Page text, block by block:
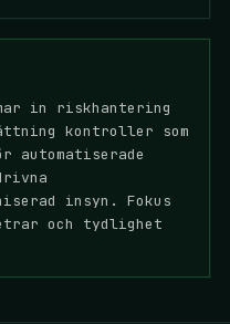
in riskhantering
kontroller som
automatiserade
insyn. Fokus
och tydlighet